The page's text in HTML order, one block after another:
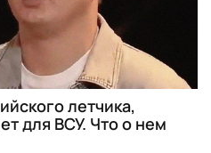
летчика,
для ВСУ. Что о нем